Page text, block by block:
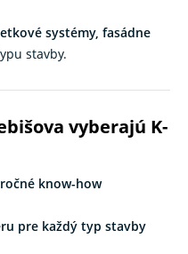
systémy, fasádne
stavby.
vyberajú K-
know-how
pre každý typ stavby